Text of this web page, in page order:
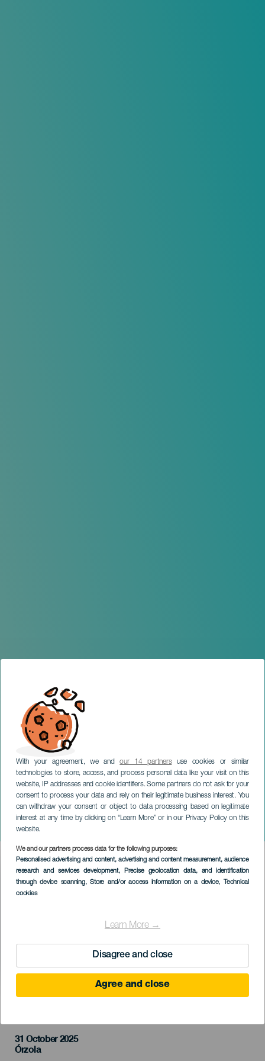
With your agreement, we andour 14 partnersuse cookies or similar
technologies to store, access, and process personal data like your visit on this
website, IP addresses and cookie identifiers. Some partners do not ask for your
consent to process your data and rely on their legitimate business interest. You
can withdraw your consent or object to data processing based on legitimate
interest at any time by clicking on “Learn More” or in our Privacy Policy on this
website.
We and our partners process data for the following purposes:
Personalised advertising and content, advertising and content measurement, audience
research and services development, Precise geolocation data, and identification
through device scanning, Store and/or access information on a device, Technical
cookies
Learn More →
Disagree and close
Agree and close
Petizo Trail
ЛАНСАРОТЕ
Imagen
Listado
31 October 2025
Localidad
Órzola